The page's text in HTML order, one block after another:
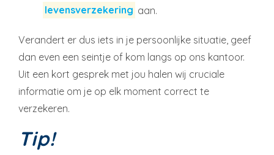
levensverzekering aan.
Verandert er dus iets in je persoonlijke situatie, geef
dan even een seintje of kom langs op ons kantoor.
Uit een kort gesprek met jou halen wij cruciale
informatie om je op elk moment correct te
verzekeren.
Tip!